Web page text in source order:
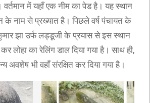
में यहाँ एक नीम का पेड है। यह स्थान
के नाम से प्रख्यात है। पिछले वर्ष पंचायत के
झा उर्फ लड्डूजी के प्रयास से इस स्थान
लोहा का रेलिंग डाल दिया गया है। साथ ही,
अवशेष भी वहाँ संरक्षित कर दिया गया है।